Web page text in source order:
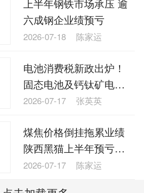
上半年钢铁市场承压 逾
六成钢企业绩预亏
2026-07-18 陈家运
电池消费税新政出炉！
固态电池及钙钛矿电池
免征消费税至2028年年
2026-07-17 张英英
煤焦价格倒挂拖累业绩
陕西黑猫上半年预亏逾
3.4亿元
2026-07-17 陈家运